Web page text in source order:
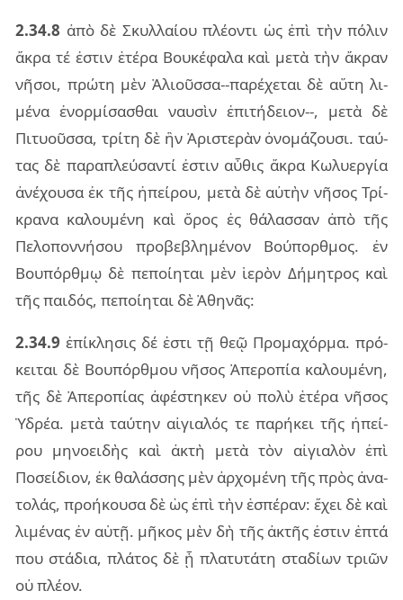
2.34.8 ἀπὸ δὲ Σκυλ­λαί­ου πλέ­ον­τι ὡς ἐπὶ τὴν πό­λιν
ἄκρα τέ ἐστιν ἑτέ­ρα Βου­κέ­φα­λα καὶ μετὰ τὴν ἄκραν
νῆ­σοι, πρώ­τη μὲν Ἁλιοῦσ­σα--πα­ρέ­χε­ται δὲ αὕτη λι­
μέ­να ἐνορ­μί­σα­σθαι ναυ­σὶν ἐπι­τή­δειον--, μετὰ δὲ
Πιτυοῦσ­σα, τρί­τη δὲ ἣν Ἀρι­στε­ρὰν ὀνο­μά­ζου­σι. ταύ­
τας δὲ πα­ρα­πλεύ­σαν­τί ἐστιν αὖ­θις ἄκρα Κωλυερ­γία
ἀνέ­χου­σα ἐκ τῆς ἠπεί­ρου, μετὰ δὲ αὐ­τὴν νῆ­σος Τρί­
κρα­να κα­λου­μέ­νη καὶ ὄρος ἐς θά­λασ­σαν ἀπὸ τῆς
Πελο­πον­νή­σου προ­βε­βλη­μέ­νον Βού­πορ­θμος. ἐν
Βου­πόρ­θμῳ δὲ πε­ποί­η­ται μὲν ἱε­ρὸν Δήμη­τρος καὶ
τῆς παι­δός, πε­ποί­η­ται δὲ Ἀθη­νᾶς:
2.34.9 ἐπί­κλη­σις δέ ἐστι τῇ θεῷ Προ­μα­χόρ­μα. πρό­
κει­ται δὲ Βου­πόρ­θμου νῆ­σος Ἀπε­ρο­πία κα­λου­μέ­νη,
τῆς δὲ Ἀπε­ρο­πί­ας ἀφέ­στη­κεν οὐ πολὺ ἑτέ­ρα νῆ­σος
Ὑδρέα. μετὰ ταύ­την αἰ­για­λός τε πα­ρή­κει τῆς ἠπεί­
ρου μη­νο­ει­δὴς καὶ ἀκτὴ μετὰ τὸν αἰ­για­λὸν ἐπὶ
Ποσεί­διον, ἐκ θα­λάσ­σης μὲν ἀρ­χο­μέ­νη τῆς πρὸς ἀνα­
το­λάς, προ­ή­κου­σα δὲ ὡς ἐπὶ τὴν ἑσπέ­ραν: ἔχει δὲ καὶ
λι­μέ­νας ἐν αὑτῇ. μῆ­κος μὲν δὴ τῆς ἀκτῆς ἐστιν ἑπτά
που στά­δια, πλά­τος δὲ ᾗ πλα­τυ­τά­τη στα­δί­ων τριῶν
οὐ πλέ­ον.